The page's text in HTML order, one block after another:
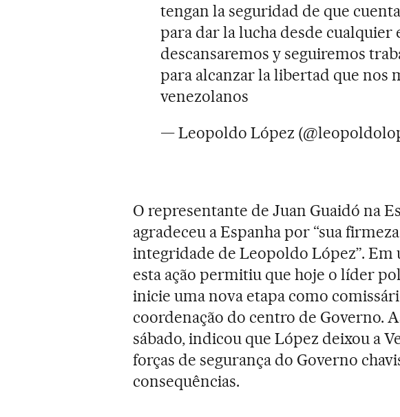
tengan la seguridad de que
para dar la lucha desde cualquier
descansaremos y seguiremos
para alcanzar la libertad que nos
venezolanos
— Leopoldo López
O representante de Juan Guaidó na
agradeceu a Espanha por “sua
integridade de Leopoldo López”. Em
esta ação permitiu que hoje o líder
inicie uma nova etapa como
coordenação do centro de Governo.
sábado, indicou que López deixou a
forças de segurança do Governo
consequências.